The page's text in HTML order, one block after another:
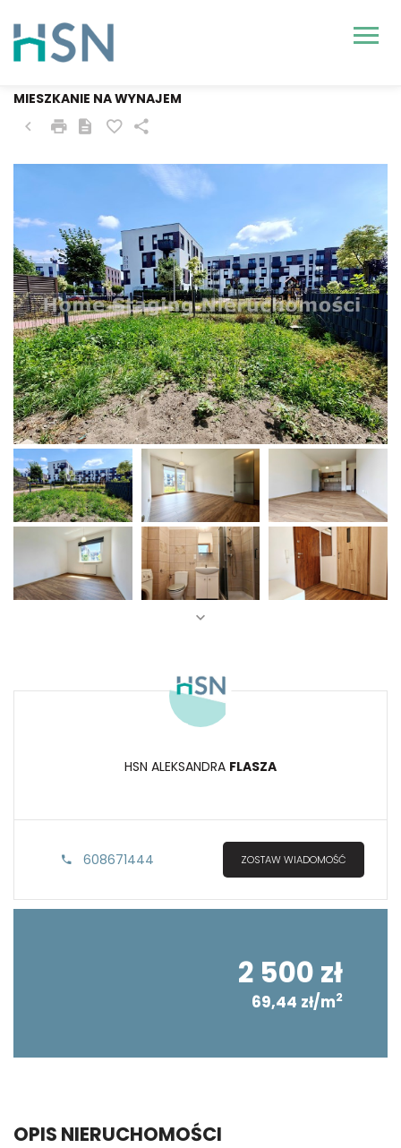
SZCZECIN, GUMIEŃCE
MIESZKANIE NA WYNAJEM
HSN ALEKSANDRA FLASZA
608671444 ZOSTAW WIADOMOŚĆ
2 500 zł
69,44 zł/m2
OPIS NIERUCHOMOŚCI